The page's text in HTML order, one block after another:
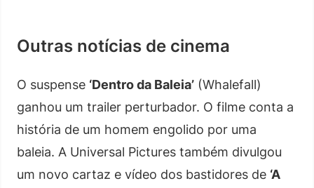
Outras notícias de cinema
O suspense ‘Dentro da Baleia’ (Whalefall)
ganhou um trailer perturbador. O filme conta a
história de um homem engolido por uma
baleia. A Universal Pictures também divulgou
um novo cartaz e vídeo dos bastidores de ‘A